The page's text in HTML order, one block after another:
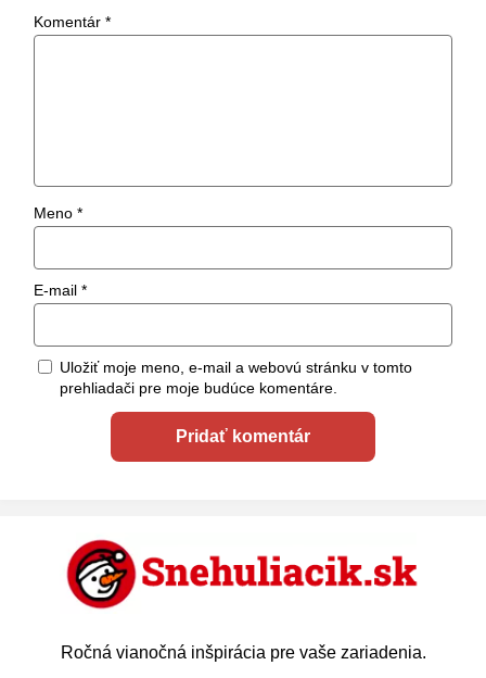
Komentár *
Meno *
E-mail *
Uložiť moje meno, e-mail a webovú stránku v tomto
prehliadači pre moje budúce komentáre.
Ročná vianočná inšpirácia pre vaše zariadenia.